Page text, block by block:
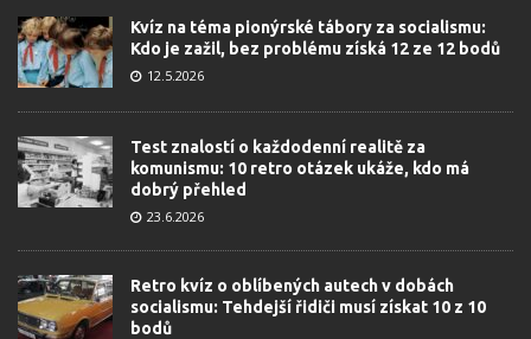
Kvíz na téma pionýrské tábory za socialismu:
Kdo je zažil, bez problému získá 12 ze 12 bodů
12.5.2026
Test znalostí o každodenní realitě za
komunismu: 10 retro otázek ukáže, kdo má
dobrý přehled
23.6.2026
Retro kvíz o oblíbených autech v dobách
socialismu: Tehdejší řidiči musí získat 10 z 10
bodů